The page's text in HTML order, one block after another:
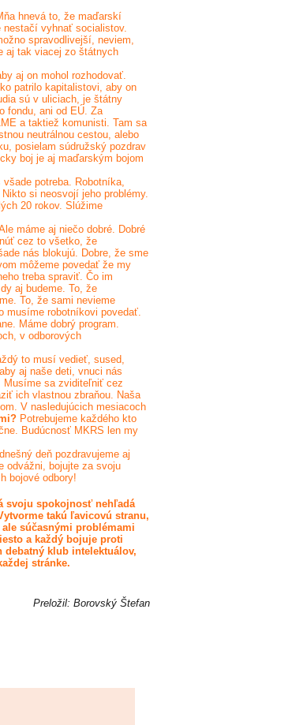
hnevá to, že maďarskí
nestačí vyhnať socialistov.
spravodlivejší, neviem,
aj tak viacej zo štátnych
aj on mohol rozhodovať.
patrilo kapitalistovi, aby on
sú v uliciach, je štátny
fondu, ani od EÚ. Za
a taktiež komunisti. Tam sa
neutrálnou cestou, alebo
posielam súdružský pozdrav
boj je aj maďarským bojom
potreba. Robotníka,
si neosvojí jeho problémy.
20 rokov. Slúžime
máme aj niečo dobré. Dobré
cez to všetko, že
nás blokujú. Dobre, že sme
môžeme povedať že my
treba spraviť. Čo im
aj budeme. To, že
To, že sami nevieme
musíme robotníkovi povedať.
Máme dobrý program.
v odborových
to musí vedieť, sused,
aj naše deti, vnuci nás
Musíme sa zviditeľniť cez
ich vlastnou zbraňou. Naša
V nasledujúcich mesiacoch
Potrebujeme každého kto
Budúcnosť MKRS len my
deň pozdravujeme aj
odvážni, bojujte za svoju
bojové odbory!
svoju spokojnosť nehľadá
takú ľavicovú stranu,
súčasnými problémami
a každý bojuje proti
debatný klub intelektuálov,
stránke.
Preložil: Borovský Štefan